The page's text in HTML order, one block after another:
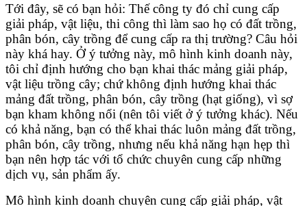
Tới đây, sẽ có bạn hỏi: Thế công ty đó chỉ cung cấp
giải pháp, vật liệu, thi công thì làm sao họ có đất trồng,
phân bón, cây trồng để cung cấp ra thị trường? Câu hỏi
này khá hay. Ở ý tưởng này, mô hình kinh doanh này,
tôi chỉ định hướng cho bạn khai thác mảng giải pháp,
vật liệu trồng cây; chứ không định hướng khai thác
mảng đất trồng, phân bón, cây trồng (hạt giống), vì sợ
bạn kham không nổi (nên tôi viết ở ý tưởng khác). Nếu
có khả năng, bạn có thể khai thác luôn mảng đất trồng,
phân bón, cây trồng, nhưng nếu khả năng hạn hẹp thì
bạn nên hợp tác với tổ chức chuyên cung cấp những
dịch vụ, sản phẩm ấy.
Mô hình kinh doanh chuyên cung cấp giải pháp, vật